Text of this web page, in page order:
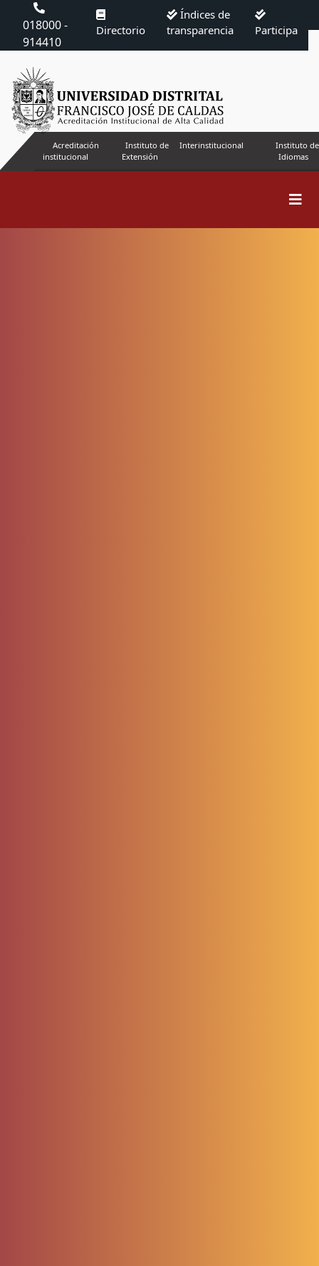
018000 -
914410
Directorio
Índices de
transparencia
Participa
Acreditación
institucional
Instituto de
Extensión
Interinstitucional
Instituto de
Idiomas